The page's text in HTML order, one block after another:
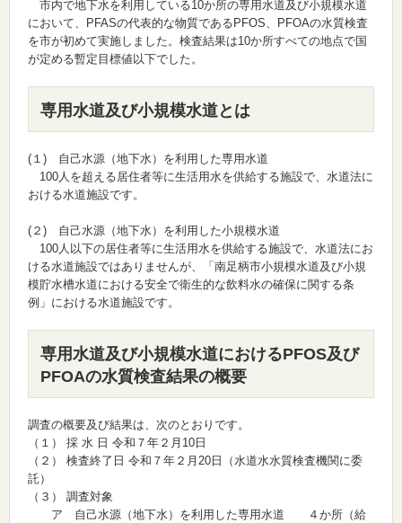
市内で地下水を利用している10か所の専用水道及び小規模水道
において、PFASの代表的な物質であるPFOS、PFOAの水質検査
を市が初めて実施しました。検査結果は10か所すべての地点で国
が定める暫定目標値以下でした。
専用水道及び小規模水道とは
(１) 自己水源（地下水）を利用した専用水道
100人を超える居住者等に生活用水を供給する施設で、水道法に
おける水道施設です。
(２) 自己水源（地下水）を利用した小規模水道
100人以下の居住者等に生活用水を供給する施設で、水道法にお
ける水道施設ではありませんが、「南足柄市小規模水道及び小規
模貯水槽水道における安全で衛生的な飲料水の確保に関する条
例」における水道施設です。
専用水道及び小規模水道におけるPFOS及び
PFOAの水質検査結果の概要
調査の概要及び結果は、次のとおりです。
（１） 採 水 日 令和７年２月10日
（２） 検査終了日 令和７年２月20日（水道水水質検査機関に委
託）
（３） 調査対象
ア 自己水源（地下水）を利用した専用水道 ４か所（給